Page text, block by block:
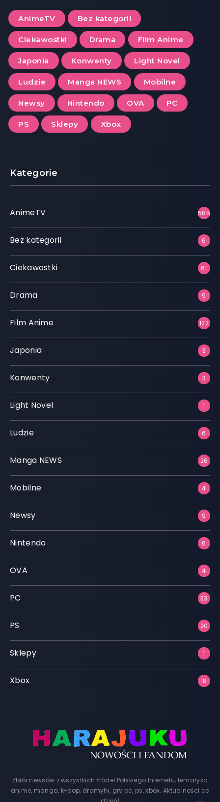
AnimeTV Bez kategorii
Ciekawostki Drama Film Anime
Japonia Konwenty Light Novel
Ludzie Manga NEWS Mobilne
Newsy Nintendo OVA PC
PS Sklepy Xbox
Kategorie
AnimeTV 585
Bez kategorii 6
Ciekawostki 61
Drama 9
Film Anime 122
Japonia 3
Konwenty 3
Light Novel 1
Ludzie 6
Manga NEWS 26
Mobilne 4
Newsy 9
Nintendo 6
OVA 4
PC 33
PS 20
Sklepy 1
Xbox 18
Zbiór newsów z wszystkich źródeł Polskiego Internetu, tematyka
anime, manga, k-pop, dramytv, gry pc, ps, xbox. Aktualności co